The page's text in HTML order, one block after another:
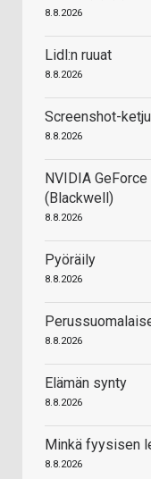
8.8.2026
Lidl:n ruuat
8.8.2026
Screenshot-ketju
8.8.2026
NVIDIA
(Blackwell)
8.8.2026
Pyöräily
8.8.2026
8.8.2026
Elämän synty
8.8.2026
Minkä fyysisen
8.8.2026